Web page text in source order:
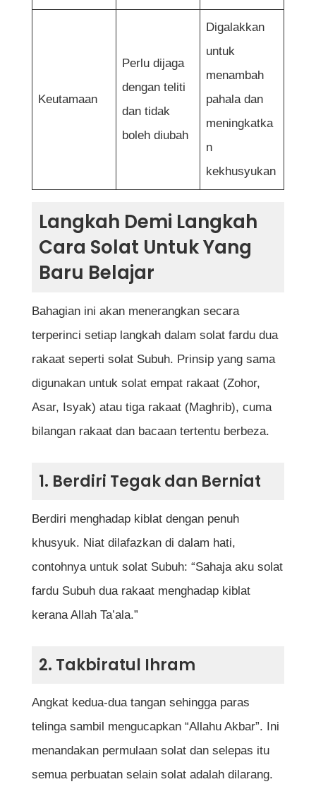
Keutamaan
Perlu dijaga
dengan teliti
dan tidak
boleh diubah
Digalakkan
untuk
menambah
pahala dan
meningkatka
n
kekhusyukan
Langkah Demi Langkah
Cara Solat Untuk Yang
Baru Belajar
Bahagian ini akan menerangkan secara
terperinci setiap langkah dalam solat fardu dua
rakaat seperti solat Subuh. Prinsip yang sama
digunakan untuk solat empat rakaat (Zohor,
Asar, Isyak) atau tiga rakaat (Maghrib), cuma
bilangan rakaat dan bacaan tertentu berbeza.
1. Berdiri Tegak dan Berniat
Berdiri menghadap kiblat dengan penuh
khusyuk. Niat dilafazkan di dalam hati,
contohnya untuk solat Subuh: “Sahaja aku solat
fardu Subuh dua rakaat menghadap kiblat
kerana Allah Ta’ala.”
2. Takbiratul Ihram
Angkat kedua-dua tangan sehingga paras
telinga sambil mengucapkan “Allahu Akbar”. Ini
menandakan permulaan solat dan selepas itu
semua perbuatan selain solat adalah dilarang.